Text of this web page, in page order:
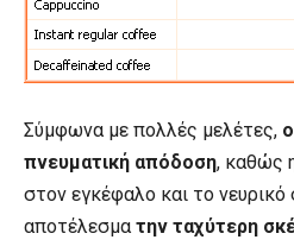
Σύμφωνα με πολλές μελέτες,
πνευματική απόδοση, καθώς
στον εγκέφαλο και το
αποτέλεσμα την ταχύτερη